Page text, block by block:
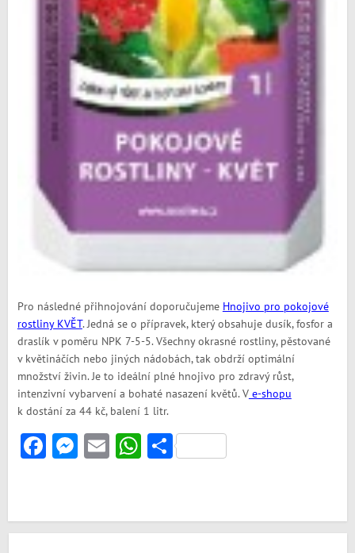
Pro následné přihnojování doporučujeme Hnojivo pro pokojové
rostliny KVĚT. Jedná se o přípravek, který obsahuje dusík, fosfor a
draslík v poměru NPK 7-5-5. Všechny okrasné rostliny, pěstované
v květináčích nebo jiných nádobách, tak obdrží optimální
množství živin. Je to ideální plné hnojivo pro zdravý růst,
intenzivní vybarvení a bohaté nasazení květů. Ve-shopu
k dostání za 44 kč, balení 1 litr.
Facebook
Messenger
EmailWhatsApp
Share